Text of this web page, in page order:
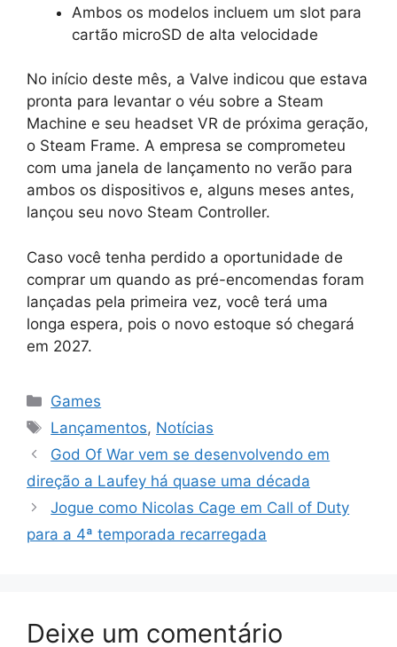
Ambos os modelos incluem um slot para
cartão microSD de alta velocidade
No início deste mês, a Valve indicou que estava
pronta para levantar o véu sobre a Steam
Machine e seu headset VR de próxima geração,
o Steam Frame. A empresa se comprometeu
com uma janela de lançamento no verão para
ambos os dispositivos e, alguns meses antes,
lançou seu novo Steam Controller.
Caso você tenha perdido a oportunidade de
comprar um quando as pré-encomendas foram
lançadas pela primeira vez, você terá uma
longa espera, pois o novo estoque só chegará
em 2027.
Categorias
Games
Tags
Lançamentos, Notícias
God Of War vem se desenvolvendo em
direção a Laufey há quase uma década
Jogue como Nicolas Cage em Call of Duty
para a 4ª temporada recarregada
Deixe um comentário